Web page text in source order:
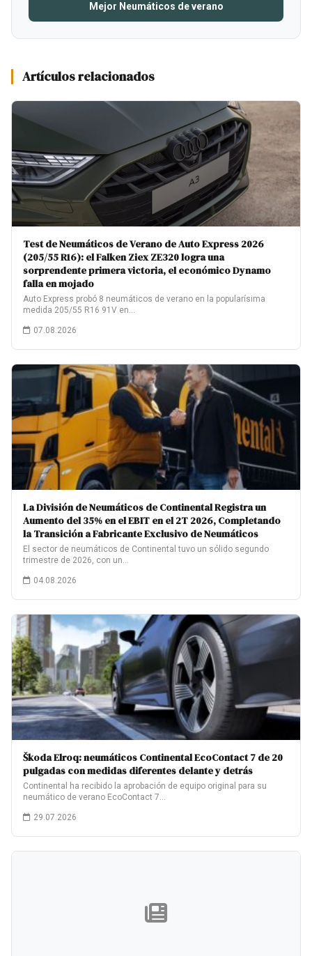
Mejor Neumáticos de verano
Artículos relacionados
Test de Neumáticos de Verano de Auto Express 2026
(205/55 R16): el Falken Ziex ZE320 logra una
sorprendente primera victoria, el económico Dynamo
falla en mojado
Auto Express probó 8 neumáticos de verano en la popularísima
medida 205/55 R16 91V en…
07.08.2026
La División de Neumáticos de Continental Registra un
Aumento del 35% en el EBIT en el 2T 2026, Completando
la Transición a Fabricante Exclusivo de Neumáticos
El sector de neumáticos de Continental tuvo un sólido segundo
trimestre de 2026, con un…
04.08.2026
Škoda Elroq: neumáticos Continental EcoContact 7 de 20
pulgadas con medidas diferentes delante y detrás
Continental ha recibido la aprobación de equipo original para su
neumático de verano EcoContact 7…
29.07.2026